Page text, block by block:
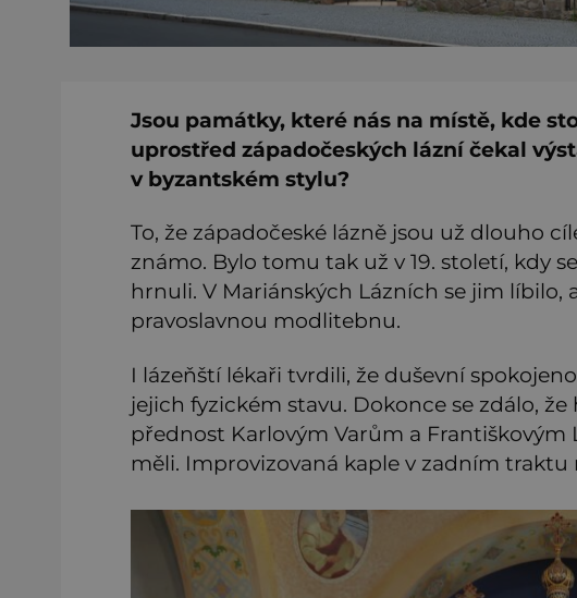
Jsou památky, které nás na místě, kde
uprostřed západočeských lázní čekal
v byzantském stylu?
To, že západočeské lázně jsou už dlouho
známo. Bylo tomu tak už v 19. století, kdy
hrnuli. V Mariánských Lázních se jim líbilo,
pravoslavnou modlitebnu.
I lázeňští lékaři tvrdili, že duševní
jejich fyzickém stavu. Dokonce se zdálo,
přednost Karlovým Varům a Františkovým
měli. Improvizovaná kaple v zadním traktu